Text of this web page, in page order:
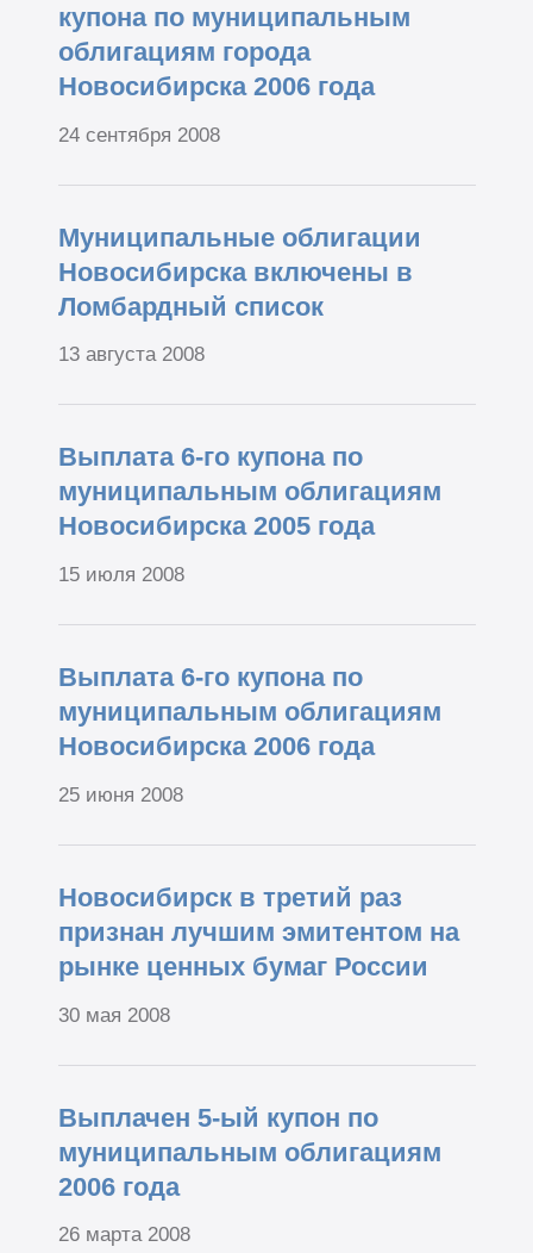
купона по муниципальным
облигациям города
Новосибирска 2006 года
24 сентября 2008
Муниципальные облигации
Новосибирска включены в
Ломбардный список
13 августа 2008
Выплата 6-го купона по
муниципальным облигациям
Новосибирска 2005 года
15 июля 2008
Выплата 6-го купона по
муниципальным облигациям
Новосибирска 2006 года
25 июня 2008
Новосибирск в третий раз
признан лучшим эмитентом на
рынке ценных бумаг России
30 мая 2008
Выплачен 5-ый купон по
муниципальным облигациям
2006 года
26 марта 2008